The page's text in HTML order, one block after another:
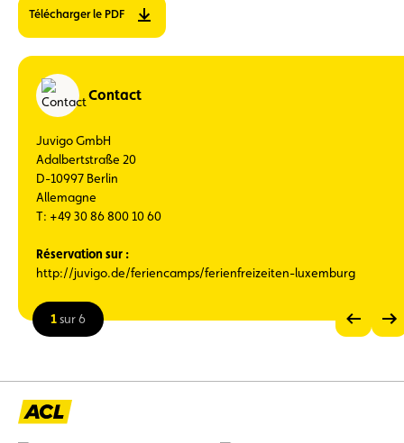
Télécharger le PDF
Contact
Juvigo GmbH
Adalbertstraße 20
D-10997 Berlin
Allemagne
T: +49 30 86 800 10 60
Réservation sur :
http://juvigo.de/feriencamps/ferienfreizeiten-luxemburg
l’image
1sur 6
Voir